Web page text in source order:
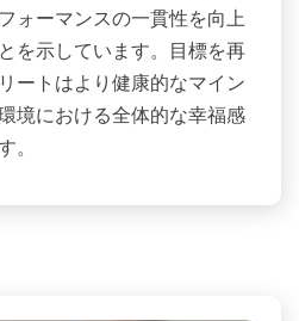
ォーマンスの一貫性を向上
を示しています。目標を再
ートはより健康的なマイン
境における全体的な幸福感
。